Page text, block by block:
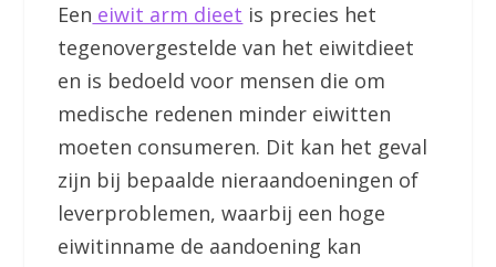
Een eiwit arm dieet is precies het
tegenovergestelde van het eiwitdieet
en is bedoeld voor mensen die om
medische redenen minder eiwitten
moeten consumeren. Dit kan het geval
zijn bij bepaalde nieraandoeningen of
leverproblemen, waarbij een hoge
eiwitinname de aandoening kan